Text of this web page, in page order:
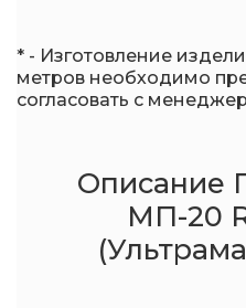
* - Изготовление
метров необходимо
согласовать с
Описание
МП-20